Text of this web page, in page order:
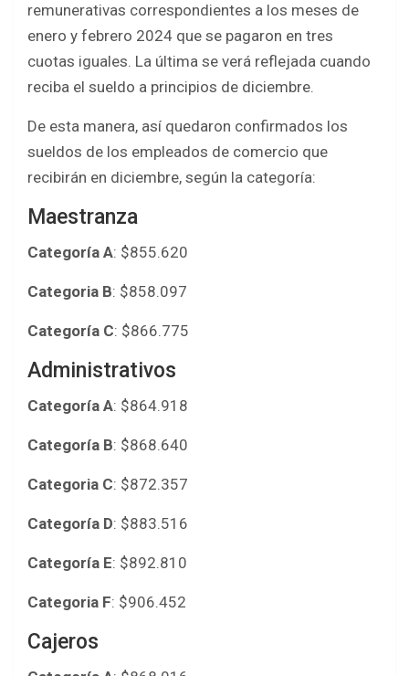
remunerativas correspondientes a los meses de
enero y febrero 2024 que se pagaron en tres
cuotas iguales. La última se verá reflejada cuando
reciba el sueldo a principios de diciembre.
De esta manera, así quedaron confirmados los
sueldos de los empleados de comercio que
recibirán en diciembre, según la categoría:
Maestranza
Categoría A: $855.620
Categoria B: $858.097
Categoría C: $866.775
Administrativos
Categoría A: $864.918
Categoría B: $868.640
Categoria C: $872.357
Categoría D: $883.516
Categoría E: $892.810
Categoria F: $906.452
Cajeros